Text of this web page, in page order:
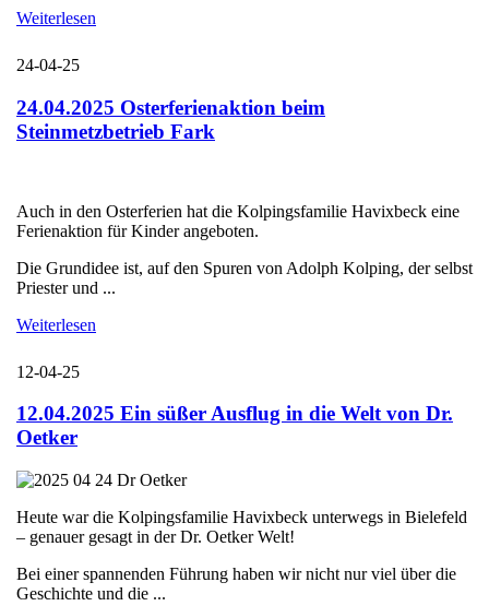
Weiterlesen
24-04-25
24.04.2025 Osterferienaktion beim
Steinmetzbetrieb Fark
Auch in den Osterferien hat die Kolpingsfamilie Havixbeck eine
Ferienaktion für Kinder angeboten.
Die Grundidee ist, auf den Spuren von Adolph Kolping, der selbst
Priester und ...
Weiterlesen
12-04-25
12.04.2025 Ein süßer Ausflug in die Welt von Dr.
Oetker
Heute war die Kolpingsfamilie Havixbeck unterwegs in Bielefeld
– genauer gesagt in der Dr. Oetker Welt!
Bei einer spannenden Führung haben wir nicht nur viel über die
Geschichte und die ...